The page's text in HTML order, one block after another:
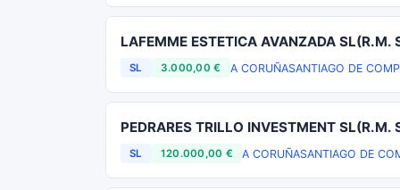
LAFEMME ESTETICA AVANZADA SL(R.M.
SL 3.000,00 € A CORUÑASANTIAGO DE
PEDRARES TRILLO INVESTMENT
SL 120.000,00 € A CORUÑASANTIAGO DE